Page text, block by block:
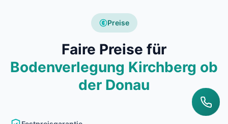
Preise
Faire Preise für
Bodenverlegung Kirchberg ob
der Donau